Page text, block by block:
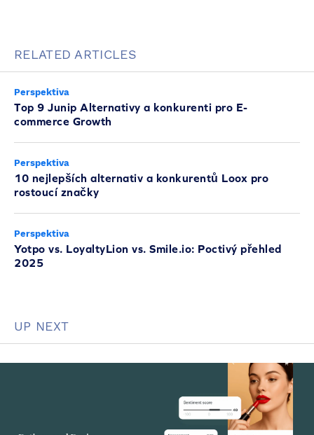
RELATED ARTICLES
Perspektiva
Top 9 Junip Alternativy a konkurenti pro E-
commerce Growth
Perspektiva
10 nejlepších alternativ a konkurentů Loox pro
rostoucí značky
Perspektiva
Yotpo vs. LoyaltyLion vs. Smile.io: Poctivý přehled
2025
UP NEXT